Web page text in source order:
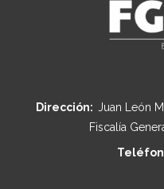
Dirección: Juan León
Fiscalía